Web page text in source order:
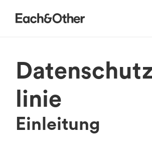
Homepage
linie
Einleitung